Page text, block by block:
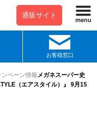
通販サイト
お客様窓口
ペーン情報メガネスーパー史
（エアスタイル）』 9月15